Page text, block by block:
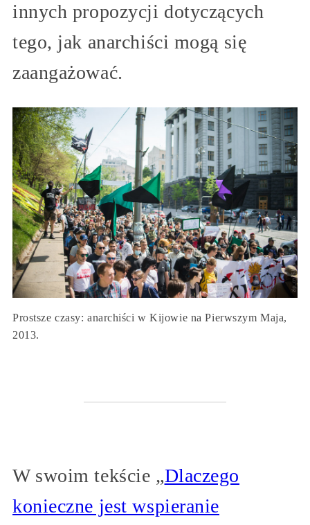
innych propozycji dotyczących
tego, jak anarchiści mogą się
zaangażować.
Prostsze czasy: anarchiści w Kijowie na Pierwszym Maja,
2013.
W swoim tekście „Dlaczego
konieczne jest wspieranie